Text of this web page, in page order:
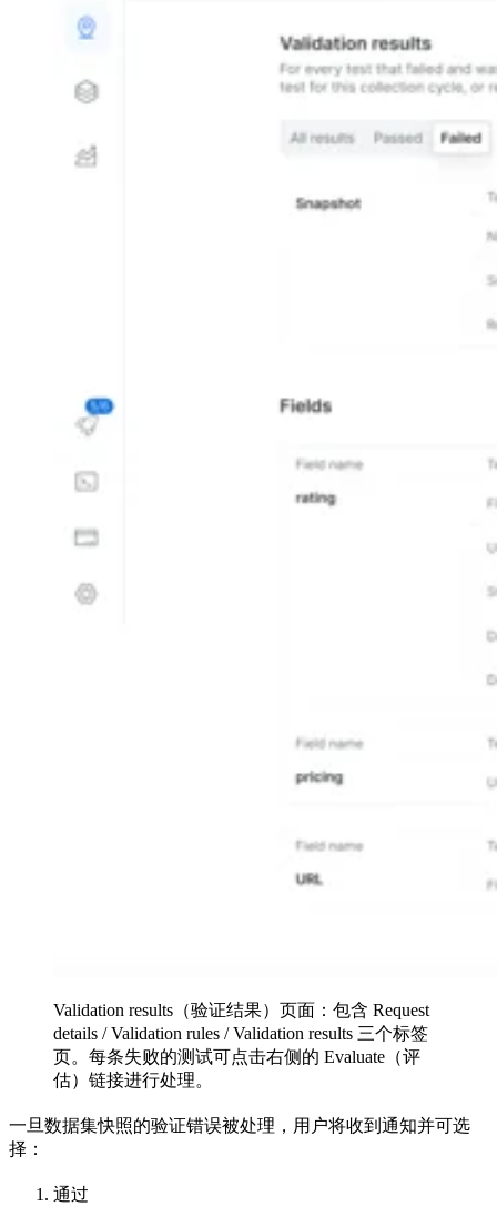
Validation results（验证结果）页面：包含 Request
details / Validation rules / Validation results 三个标签
页。每条失败的测试可点击右侧的 Evaluate（评
估）链接进行处理。
一旦数据集快照的验证错误被处理，用户将收到通知并可选
择：
通过